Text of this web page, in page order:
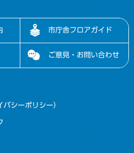
市庁舎フロアガイド
ご意見・お問い合わせ
シーポリシー）